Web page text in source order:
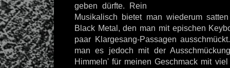
geben dürfte. Rein
Musikalisch bietet man wiederum
Black Metal, den man mit epischen
paar Klargesang-Passagen
man es jedoch mit der
Himmeln' für meinen Geschmack mit